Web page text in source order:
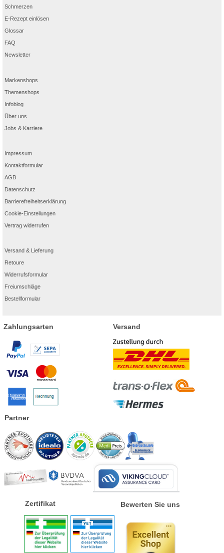
Schmerzen
E-Rezept einlösen
Glossar
FAQ
Newsletter
Markenshops
Themenshops
Infoblog
Über uns
Jobs & Karriere
Impressum
Kontaktformular
AGB
Datenschutz
Barrierefreiheitserklärung
Cookie-Einstellungen
Vertrag widerrufen
Versand & Lieferung
Retoure
Widerrufsformular
Freiumschläge
Bestellformular
Zahlungsarten Versand
Partner
Zertifikat Bewerten Sie uns